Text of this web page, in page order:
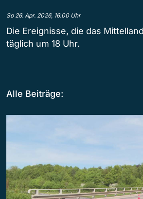
So 26. Apr. 2026, 16.00 Uhr
Die Ereignisse, die das
täglich um 18 Uhr.
Alle Beiträge: